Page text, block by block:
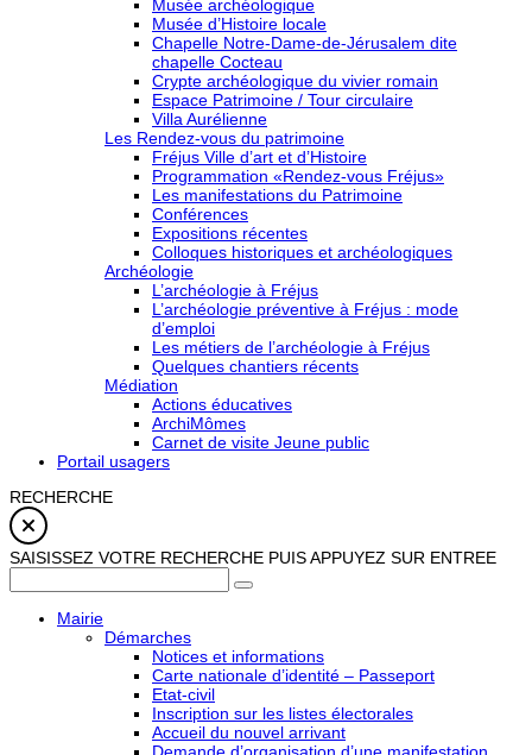
Musée archéologique
Musée d’Histoire locale
Chapelle Notre-Dame-de-Jérusalem dite
chapelle Cocteau
Crypte archéologique du vivier romain
Espace Patrimoine / Tour circulaire
Villa Aurélienne
Les Rendez-vous du patrimoine
Fréjus Ville d’art et d’Histoire
Programmation «Rendez-vous Fréjus»
Les manifestations du Patrimoine
Conférences
Expositions récentes
Colloques historiques et archéologiques
Archéologie
L’archéologie à Fréjus
L’archéologie préventive à Fréjus : mode
d’emploi
Les métiers de l’archéologie à Fréjus
Quelques chantiers récents
Médiation
Actions éducatives
ArchiMômes
Carnet de visite Jeune public
Portail usagers
RECHERCHE
SAISISSEZ VOTRE RECHERCHE PUIS APPUYEZ SUR ENTREE
Mairie
Démarches
Notices et informations
Carte nationale d’identité – Passeport
Etat-civil
Inscription sur les listes électorales
Accueil du nouvel arrivant